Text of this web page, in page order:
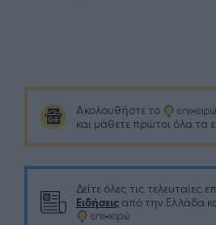
Ακολουθήστε το
και μάθετε πρώτοι όλα τα
Δείτε όλες τις τελευταίες
Ειδήσεις από την Ελλάδα